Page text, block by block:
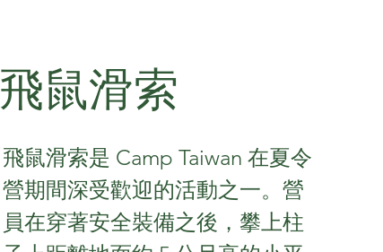
飛鼠滑索
飛鼠滑索是 Camp Taiwan 在夏令
營期間深受歡迎的活動之一。營
員在穿著安全裝備之後，攀上柱